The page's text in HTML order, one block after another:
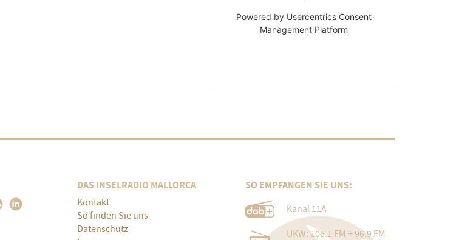
Powered by Usercentrics Consent
Management Platform
DAS INSELRADIO MALLORCA
Kontakt
So finden Sie uns
Datenschutz
SO EMPFANGEN SIE UNS:
Kanal 11A
UKW: 106.1 FM + 96.9 FM